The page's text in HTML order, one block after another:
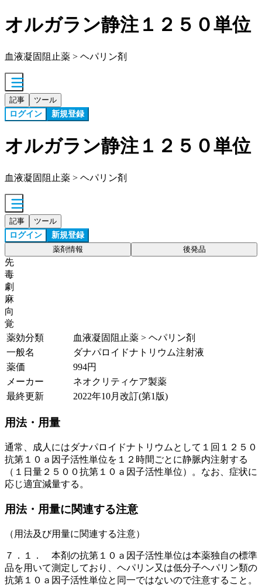
オルガラン静注１２５０単位
血液凝固阻止薬 > ヘパリン剤
記事 ツール
ログイン 新規登録
オルガラン静注１２５０単位
血液凝固阻止薬 > ヘパリン剤
記事 ツール
ログイン 新規登録
薬剤情報 後発品
先
毒
劇
麻
向
覚
薬効分類
血液凝固阻止薬 > ヘパリン剤
一般名
ダナパロイドナトリウム注射液
薬価
994円
メーカー
ネオクリティケア製薬
最終更新
2022年10月改訂(第1版)
用法・用量
通常、成人にはダナパロイドナトリウムとして１回１２５０
抗第１０ａ因子活性単位を１２時間ごとに静脈内注射する
（１日量２５００抗第１０ａ因子活性単位）。なお、症状に
応じ適宜減量する。
用法・用量に関連する注意
（用法及び用量に関連する注意）
７．１． 本剤の抗第１０ａ因子活性単位は本薬独自の標準
品を用いて測定しており、ヘパリン又は低分子ヘパリン類の
抗第１０ａ因子活性単位と同一ではないので注意すること。